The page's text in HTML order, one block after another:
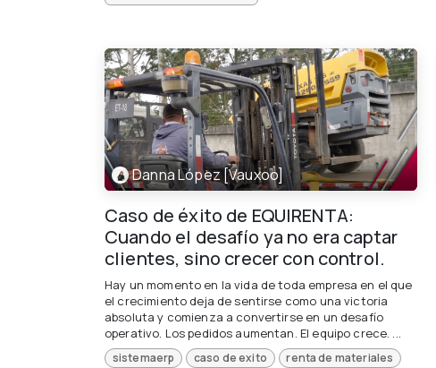
Danna López [Vauxoo]
Caso de éxito de EQUIRENTA:
Cuando el desafío ya no era captar
clientes, sino crecer con control.
Hay un momento en la vida de toda empresa en el que
el crecimiento deja de sentirse como una victoria
absoluta y comienza a convertirse en un desafío
operativo. Los pedidos aumentan. El equipo crece. ...
sistemaerp caso de exito
renta de materiales